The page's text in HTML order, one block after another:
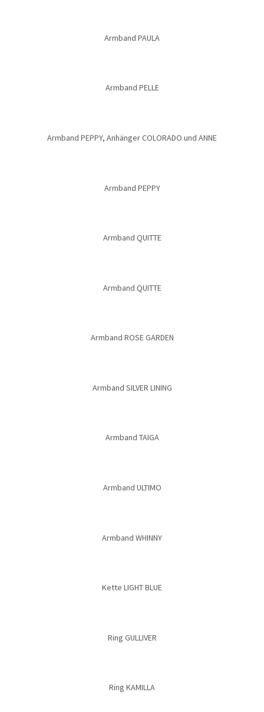
Armband PAULA
Armband PELLE
Armband PEPPY, Anhänger COLORADO und ANNE
Armband PEPPY
Armband QUITTE
Armband QUITTE
Armband ROSE GARDEN
Armband SILVER LINING
Armband TAIGA
Armband ULTIMO
Armband WHINNY
Kette LIGHT BLUE
Ring GULLIVER
Ring KAMILLA